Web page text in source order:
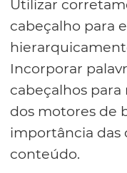
Utilizar
cabeçalho para
Incorporar
cabeçalhos
dos motores de
importância das
conteúdo.